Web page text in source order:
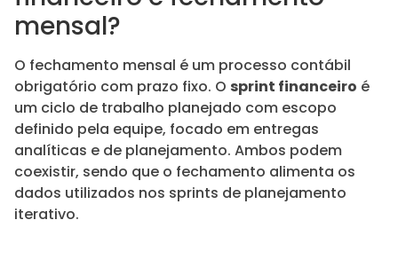
mensal?
O fechamento mensal é um processo contábil
obrigatório com prazo fixo. O sprint financeiro é
um ciclo de trabalho planejado com escopo
definido pela equipe, focado em entregas
analíticas e de planejamento. Ambos podem
coexistir, sendo que o fechamento alimenta os
dados utilizados nos sprints de planejamento
iterativo.